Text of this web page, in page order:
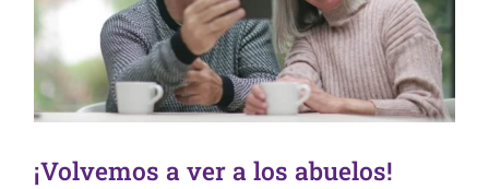
¡Volvemos a ver a los abuelos!